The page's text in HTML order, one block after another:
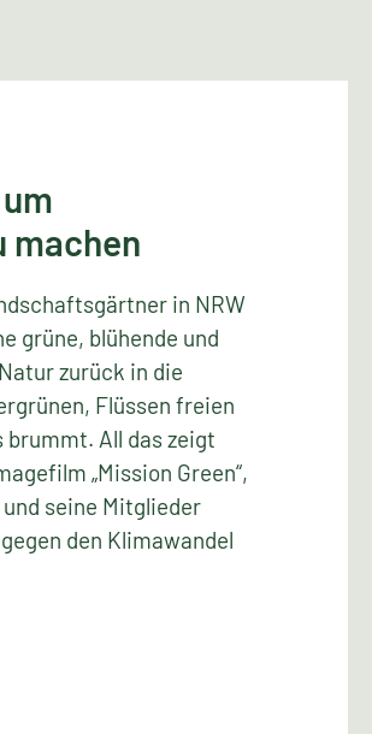
machen
in NRW
grüne, blühende und
zurück in die
Flüssen freien
brummt. All das zeigt
„Mission Green“,
seine Mitglieder
den Klimawandel